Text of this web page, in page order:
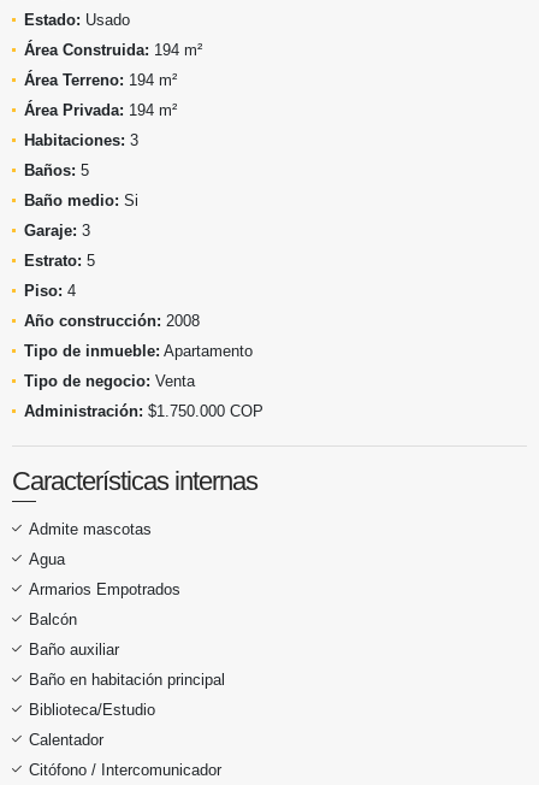
Estado: Usado
Área Construida: 194 m²
Área Terreno: 194 m²
Área Privada: 194 m²
Habitaciones: 3
Baños: 5
Baño medio: Si
Garaje: 3
Estrato: 5
Piso: 4
Año construcción: 2008
Tipo de inmueble: Apartamento
Tipo de negocio: Venta
Administración: $1.750.000 COP
Características internas
Admite mascotas
Agua
Armarios Empotrados
Balcón
Baño auxiliar
Baño en habitación principal
Biblioteca/Estudio
Calentador
Citófono / Intercomunicador